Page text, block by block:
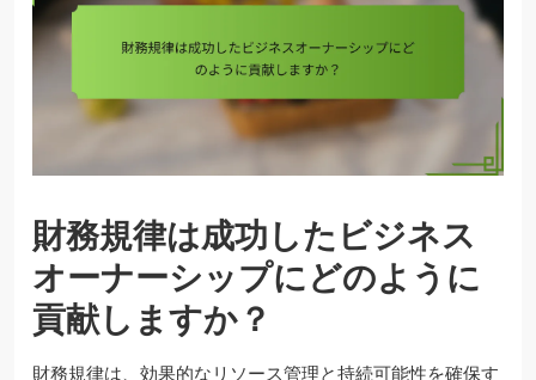
財務規律は成功したビジネス
オーナーシップにどのように
貢献しますか？
財務規律は、効果的なリソース管理と持続可能性を確保す